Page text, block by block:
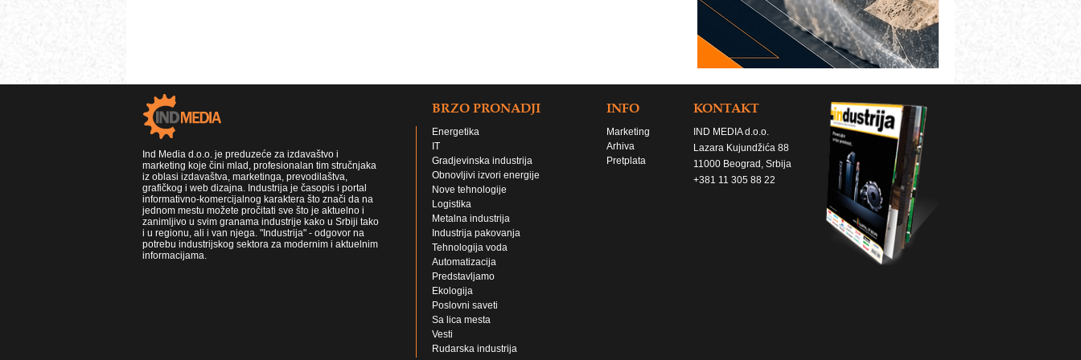
Ind Media d.o.o. je preduzeće za izdavaštvo i
marketing koje čini mlad, profesionalan tim stručnjaka
iz oblasi izdavaštva, marketinga, prevodilaštva,
grafičkog i web dizajna. Industrija je časopis i portal
informativno-komercijalnog karaktera što znači da na
jednom mestu možete pročitati sve što je aktuelno i
zanimljivo u svim granama industrije kako u Srbiji tako
i u regionu, ali i van njega. "Industrija" - odgovor na
potrebu industrijskog sektora za modernim i aktuelnim
informacijama.
BRZO PRONADJI
Energetika
IT
Gradjevinska industrija
Obnovljivi izvori energije
Nove tehnologije
Logistika
Metalna industrija
Industrija pakovanja
Tehnologija voda
Automatizacija
Predstavljamo
Ekologija
Poslovni saveti
Sa lica mesta
Vesti
Rudarska industrija
INFO
Marketing
Arhiva
Pretplata
KONTAKT
IND MEDIA d.o.o.
Lazara Kujundžića 88
11000 Beograd, Srbija
+381 11 305 88 22